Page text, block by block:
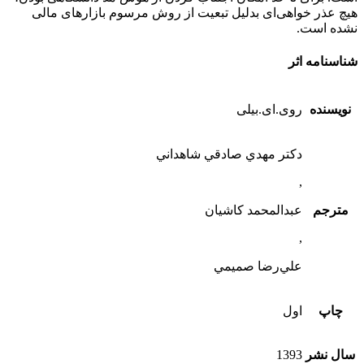
هیچ عذر خواهی‌ای بدلیل تبعیت از روش مرسوم بازار‌های مالی
نشده است.
شناسنامه اثر
نویسنده روی.ای.بیلی
مترجم
دكتر مهدي صادقي شاهداني
,
عبدالمحمد كاشيان
,
علي‌رضا صميمي
چاپ اول
سال نشر 1393